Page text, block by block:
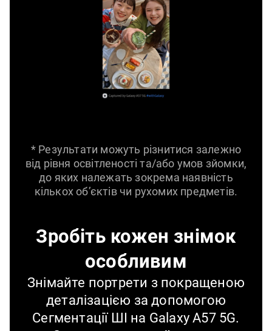
* Результати можуть різнитися залежно
від рівня освітленості та/або умов зйомки,
до яких належать зокрема наявність
кількох об’єктів чи рухомих предметів.
Зробіть кожен знімок
особливим
Знімайте портрети з покращеною
деталізацією за допомогою
Сегментації ШІ на Galaxy A57 5G.